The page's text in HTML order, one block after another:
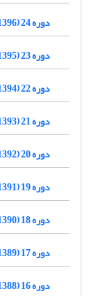
دوره 24 (1396)
دوره 23 (1395)
دوره 22 (1394)
دوره 21 (1393)
دوره 20 (1392)
دوره 19 (1391)
دوره 18 (1390)
دوره 17 (1389)
دوره 16 (1388)